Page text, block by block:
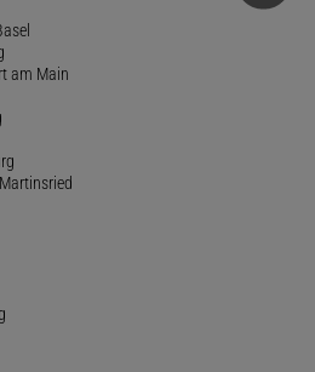
am Main